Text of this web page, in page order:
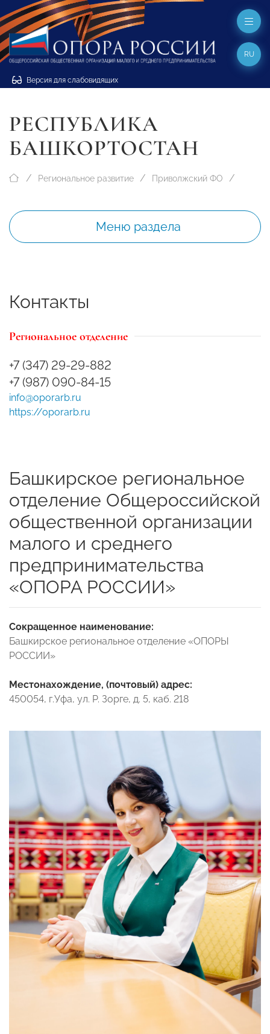
Версия для слабовидящих
RU
РЕСПУБЛИКА
БАШКОРТОСТАН
Региональное развитие Приволжский ФО
Меню раздела
Контакты
Региональное отделение
+7 (347) 29-29-882
+7 (987) 090-84-15
info@oporarb.ru
https://oporarb.ru
Башкирское региональное
отделение Общероссийской
общественной организации
малого и среднего
предпринимательства
«ОПОРА РОССИИ»
Сокращенное наименование:
Башкирское региональное отделение «ОПОРЫ
РОССИИ»
Местонахождение, (почтовый) адрес:
450054, г.Уфа, ул. Р. Зорге, д. 5, каб. 218